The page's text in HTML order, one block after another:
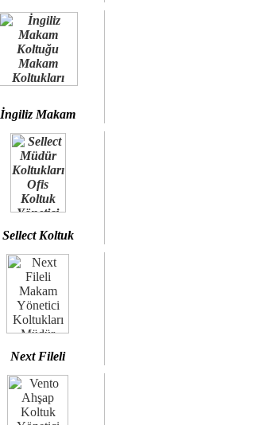
İngiliz Makam
Sellect Koltuk
Next Fileli